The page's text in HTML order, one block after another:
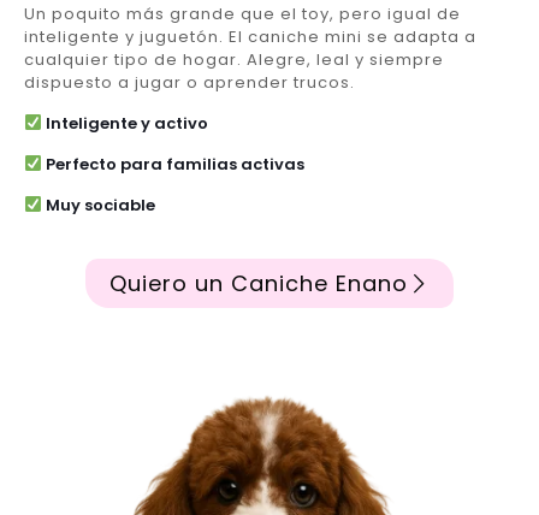
Un poquito más grande que el toy, pero igual de
inteligente y juguetón. El caniche mini se adapta a
cualquier tipo de hogar. Alegre, leal y siempre
dispuesto a jugar o aprender trucos.
Inteligente y activo
Perfecto para familias activas
Muy sociable
Quiero un Caniche Enano